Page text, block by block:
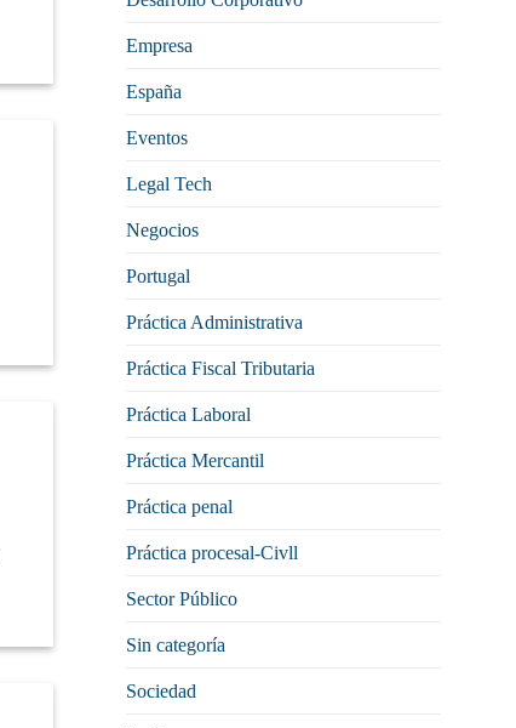
Empresa
España
Eventos
Legal Tech
Negocios
Portugal
Práctica Administrativa
Práctica Fiscal Tributaria
Práctica Laboral
Práctica Mercantil
Práctica penal
Práctica procesal-Civll
Sector Público
Sin categoría
Sociedad